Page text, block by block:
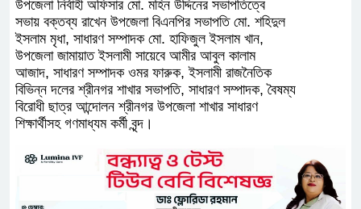
উপজেলা নির্বাহী অফিসার মো. মহিন উদ্দিনের সভাপতিত্বে
সভায় বক্তব্য রাখেন উপজেলা বিএনপির সভাপতি মো. শহিদুল
ইসলাম মৃধা, সাধারণ সম্পাদক মো. হাফিজুল ইসলাম খান,
উপজেলা জামায়াত ইসলামী সায়েবে আমীর আবুল কালাম
আজাদ, সাধারণ সম্পাদক ওমর ফারুক, ইসলামী রাজনৈতিক
বিভিন্ন দলের শ্রীনগর শাখার সভাপতি, সাধারণ সম্পাদক, বৈষম্য
বিরোধী ছাত্র আন্দোলন শ্রীনগর উপজেলা শাখার সাধারণ
শিক্ষার্থীসহ গণমাধ্যম কর্মী বৃন্দ।